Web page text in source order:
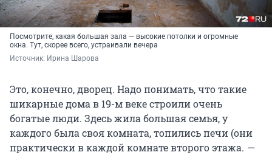
Посмотрите, какая большая зала — высокие потолки и огромные
окна. Тут, скорее всего, устраивали вечера
Источник: Ирина Шарова
Это, конечно, дворец. Надо понимать, что такие
шикарные дома в 19-м веке строили очень
богатые люди. Здесь жила большая семья, у
каждого была своя комната, топились печи (они
практически в каждой комнате второго этажа. —